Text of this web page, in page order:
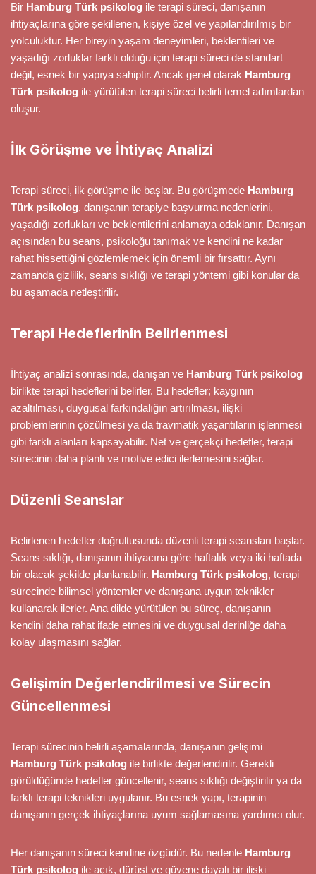
Bir Hamburg Türk psikolog ile terapi süreci, danışanın
ihtiyaçlarına göre şekillenen, kişiye özel ve yapılandırılmış bir
yolculuktur. Her bireyin yaşam deneyimleri, beklentileri ve
yaşadığı zorluklar farklı olduğu için terapi süreci de standart
değil, esnek bir yapıya sahiptir. Ancak genel olarak Hamburg
Türk psikolog ile yürütülen terapi süreci belirli temel adımlardan
oluşur.
İlk Görüşme ve İhtiyaç Analizi
Terapi süreci, ilk görüşme ile başlar. Bu görüşmede Hamburg
Türk psikolog, danışanın terapiye başvurma nedenlerini,
yaşadığı zorlukları ve beklentilerini anlamaya odaklanır. Danışan
açısından bu seans, psikoloğu tanımak ve kendini ne kadar
rahat hissettiğini gözlemlemek için önemli bir fırsattır. Aynı
zamanda gizlilik, seans sıklığı ve terapi yöntemi gibi konular da
bu aşamada netleştirilir.
Terapi Hedeflerinin Belirlenmesi
İhtiyaç analizi sonrasında, danışan ve Hamburg Türk psikolog
birlikte terapi hedeflerini belirler. Bu hedefler; kaygının
azaltılması, duygusal farkındalığın artırılması, ilişki
problemlerinin çözülmesi ya da travmatik yaşantıların işlenmesi
gibi farklı alanları kapsayabilir. Net ve gerçekçi hedefler, terapi
sürecinin daha planlı ve motive edici ilerlemesini sağlar.
Düzenli Seanslar
Belirlenen hedefler doğrultusunda düzenli terapi seansları başlar.
Seans sıklığı, danışanın ihtiyacına göre haftalık veya iki haftada
bir olacak şekilde planlanabilir. Hamburg Türk psikolog, terapi
sürecinde bilimsel yöntemler ve danışana uygun teknikler
kullanarak ilerler. Ana dilde yürütülen bu süreç, danışanın
kendini daha rahat ifade etmesini ve duygusal derinliğe daha
kolay ulaşmasını sağlar.
Gelişimin Değerlendirilmesi ve Sürecin
Güncellenmesi
Terapi sürecinin belirli aşamalarında, danışanın gelişimi
Hamburg Türk psikolog ile birlikte değerlendirilir. Gerekli
görüldüğünde hedefler güncellenir, seans sıklığı değiştirilir ya da
farklı terapi teknikleri uygulanır. Bu esnek yapı, terapinin
danışanın gerçek ihtiyaçlarına uyum sağlamasına yardımcı olur.
Her danışanın süreci kendine özgüdür. Bu nedenle Hamburg
Türk psikolog ile açık, dürüst ve güvene dayalı bir ilişki